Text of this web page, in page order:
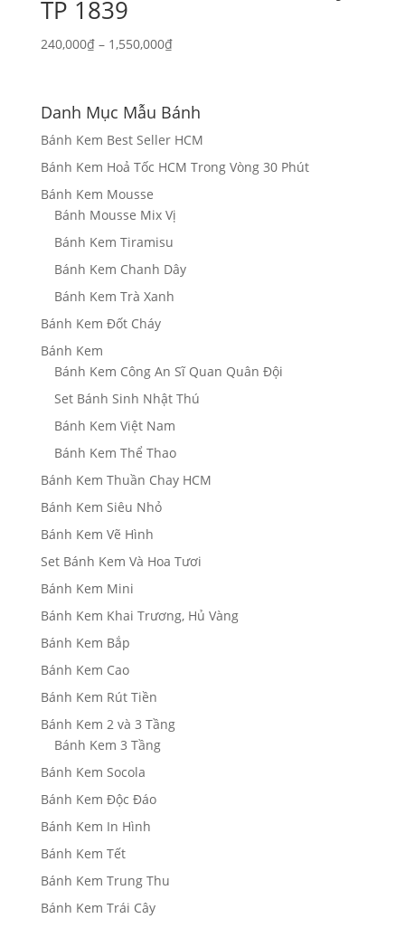
TP 1839
240,000₫ – 1,550,000₫Khoảng
240,000₫
1,550,000₫
Danh Mục Mẫu Bánh
Bánh Kem Best Seller HCM
Bánh Kem Hoả Tốc HCM Trong Vòng 30 Phút
Bánh Kem Mousse
Bánh Mousse Mix Vị
Bánh Kem Tiramisu
Bánh Kem Chanh Dây
Bánh Kem Trà Xanh
Bánh Kem Đốt Cháy
Bánh Kem
Bánh Kem Công An Sĩ Quan Quân Đội
Set Bánh Sinh Nhật Thú
Bánh Kem Việt Nam
Bánh Kem Thể Thao
Bánh Kem Thuần Chay HCM
Bánh Kem Siêu Nhỏ
Bánh Kem Vẽ Hình
Set Bánh Kem Và Hoa Tươi
Bánh Kem Mini
Bánh Kem Khai Trương, Hủ Vàng
Bánh Kem Bắp
Bánh Kem Cao
Bánh Kem Rút Tiền
Bánh Kem 2 và 3 Tầng
Bánh Kem 3 Tầng
Bánh Kem Socola
Bánh Kem Độc Đáo
Bánh Kem In Hình
Bánh Kem Tết
Bánh Kem Trung Thu
Bánh Kem Trái Cây